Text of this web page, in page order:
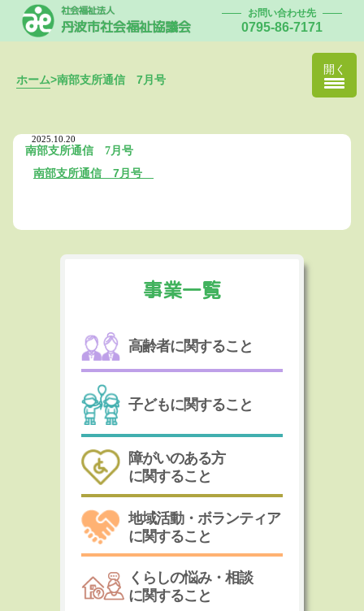
社会福祉法人
丹波市社会福祉協議会
お問い合わせ先
0795-86-7171
ホーム>南部支所通信 7月号
事業一覧
高齢者に関すること
子どもに関すること
障がいのある方
に関すること
地域活動・ボランティア
に関すること
くらしの悩み・相談
に関すること
2025.10.20
南部支所通信 7月号
南部支所通信 7月号
開く